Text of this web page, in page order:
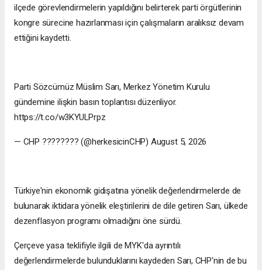
ilçede görevlendirmelerin yapıldığını belirterek parti örgütlerinin
kongre sürecine hazırlanması için çalışmaların aralıksız devam
ettiğini kaydetti.
Parti Sözcümüz Müslim Sarı, Merkez Yönetim Kurulu
gündemine ilişkin basın toplantısı düzenliyor.
https://t.co/w3KYULPrpz
— CHP ???????? (@herkesicinCHP) August 5, 2026
Türkiye'nin ekonomik gidişatına yönelik değerlendirmelerde de
bulunarak iktidara yönelik eleştirilerini de dile getiren Sarı, ülkede
dezenflasyon programı olmadığını öne sürdü.
Çerçeve yasa teklifiyle ilgili de MYK'da ayrıntılı
değerlendirmelerde bulunduklarını kaydeden Sarı, CHP'nin de bu